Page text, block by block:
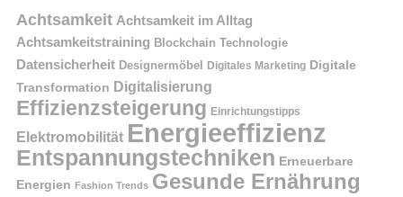
Achtsamkeit Achtsamkeit im Alltag
Achtsamkeitstraining Blockchain Technologie
Datensicherheit Designermöbel Digitales Marketing Digitale
Transformation Digitalisierung
Effizienzsteigerung Einrichtungstipps
Elektromobilität Energieeffizienz
Entspannungstechniken Erneuerbare
Energien Fashion Trends Gesunde Ernährung